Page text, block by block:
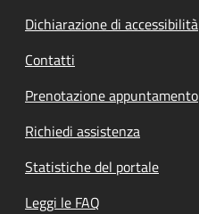
Dichiarazione di accessibilità
Contatti
Prenotazione appuntamento
Richiedi assistenza
Statistiche del portale
Leggi le FAQ